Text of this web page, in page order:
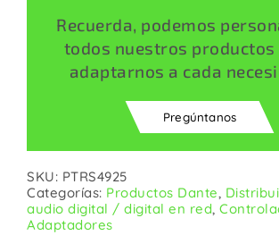
Recuerda, podemos
todos nuestros productos
adaptarnos a cada
Pregúntanos
SKU: PTRS4925
Categorías: Productos Dante,
audio digital / digital en red,
Adaptadores